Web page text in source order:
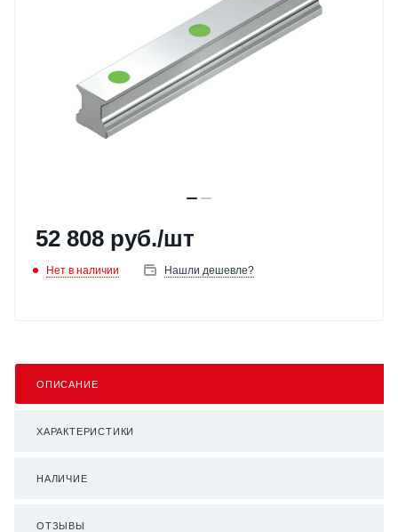
52 808 руб./шт
Нет в наличии Нашли дешевле?
ОПИСАНИЕ
ХАРАКТЕРИСТИКИ
НАЛИЧИЕ
ОТЗЫВЫ